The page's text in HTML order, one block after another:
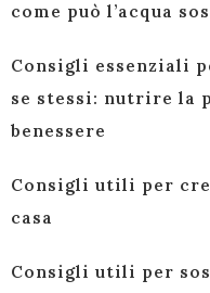
come può l’acqua
Consigli essenziali
se stessi: nutrire la
benessere
Consigli utili per
casa
Consigli utili per